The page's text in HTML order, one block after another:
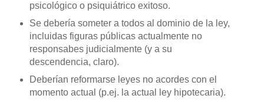
psicológico o psiquiátrico exitoso.
Se debería someter a todos al dominio de la ley,
incluidas figuras públicas actualmente no
responsabes judicialmente (y a su
descendencia, claro).
Deberían reformarse leyes no acordes con el
momento actual (p.ej. la actual ley hipotecaria).